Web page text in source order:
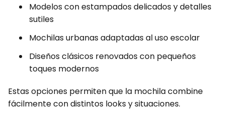
Modelos con estampados delicados y detalles
sutiles
Mochilas urbanas adaptadas al uso escolar
Diseños clásicos renovados con pequeños
toques modernos
Estas opciones permiten que la mochila combine
fácilmente con distintos looks y situaciones.